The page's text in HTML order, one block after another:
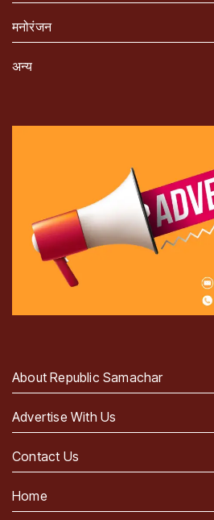
मनोरंजन
अन्य
About Republic Samachar
Advertise With Us
Contact Us
Home